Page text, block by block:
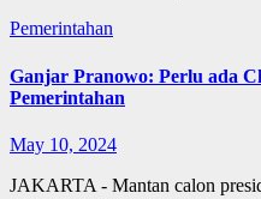
Pemerintahan
Ganjar Pranowo: Perlu ada
Pemerintahan
May 10, 2024
JAKARTA - Mantan calon